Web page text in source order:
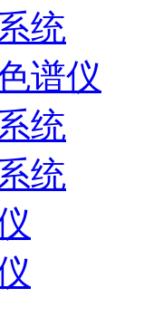
统
谱仪
统
统